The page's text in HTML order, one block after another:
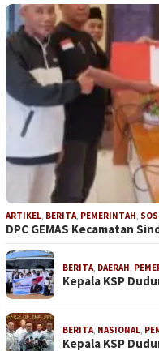
ARTIKEL, BERITA, PEMERINTAH,
DPC GEMAS Kecamatan
BERITA, DAERAH,
Kepala KSP
BERITA, NASIONAL,
Kepala KSP